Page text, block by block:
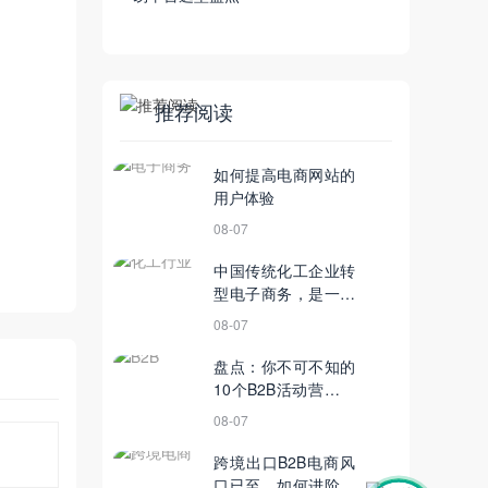
推荐阅读
如何提高电商网站的
用户体验
08-07
中国传统化工企业转
型电子商务，是一场
多方配合的战役
08-07
盘点：你不可不知的
10个B2B活动营销理
念
08-07
跨境出口B2B电商风